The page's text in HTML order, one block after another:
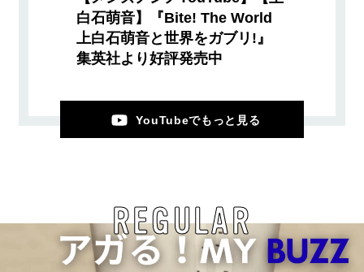
白石萌音】『Bite! The World
上白石萌音と世界をガブリ!』
集英社より好評発売中
YouTubeでもっと見る
REGULAR